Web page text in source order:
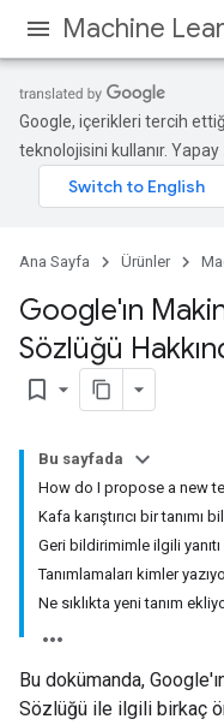
Machine
Google, içerikleri tercih
teknolojisini kullanır.
Ana Sayfa Ürünler
Google'ın
Sözlüğü
bookmark_border
Bu sayfada
How do I propose a new
Kafa karıştırıcı bir tanımı
Geri bildirimimle ilgili
Tanımlamaları kimler
Ne sıklıkta yeni tanım
Bu dokümanda,
Sözlüğü ile ilgili birkaç